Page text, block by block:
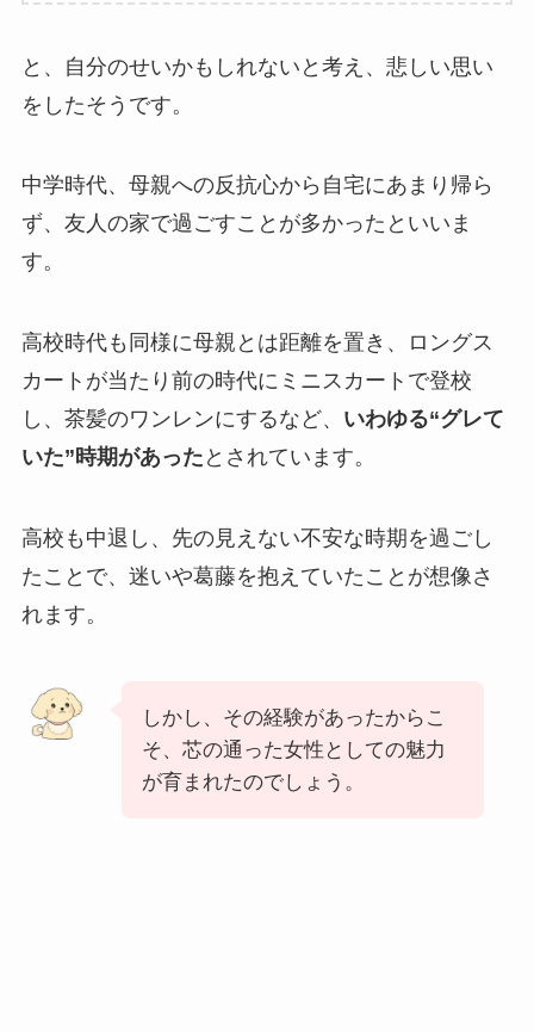
と、自分のせいかもしれないと考え、悲しい思い
をしたそうです。
中学時代、母親への反抗心から自宅にあまり帰ら
ず、友人の家で過ごすことが多かったといいま
す。
高校時代も同様に母親とは距離を置き、ロングス
カートが当たり前の時代にミニスカートで登校
し、茶髪のワンレンにするなど、 いわゆる“グレて
いた”時期があった とされています。
高校も中退し、先の見えない不安な時期を過ごし
たことで、迷いや葛藤を抱えていたことが想像さ
れます。
しかし、その経験があったからこ
そ、芯の通った女性としての魅力
が育まれたのでしょう。